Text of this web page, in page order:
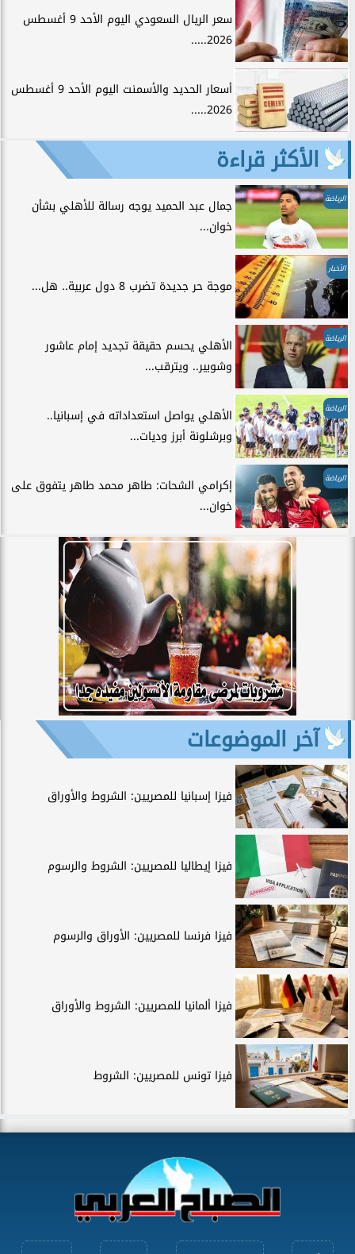
سعر الريال السعودي اليوم الأحد 9 أغسطس
2026.....
أسعار الحديد والأسمنت اليوم الأحد 9 أغسطس
2026.....
الأكثر قراءة
الرياضة
جمال عبد الحميد يوجه رسالة للأهلي بشأن
خوان...
الأخبار
موجة حر جديدة تضرب 8 دول عربية.. هل...
الرياضة
الأهلي يحسم حقيقة تجديد إمام عاشور
وشوبير.. ويترقب...
الرياضة
الأهلي يواصل استعداداته في إسبانيا..
وبرشلونة أبرز وديات...
الرياضة
إكرامي الشحات: طاهر محمد طاهر يتفوق على
خوان...
آخر الموضوعات
فيزا إسبانيا للمصريين: الشروط والأوراق
فيزا إيطاليا للمصريين: الشروط والرسوم
فيزا فرنسا للمصريين: الأوراق والرسوم
فيزا ألمانيا للمصريين: الشروط والأوراق
فيزا تونس للمصريين: الشروط